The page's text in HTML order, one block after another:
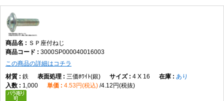
ＳＰ座付ねじ
3000SP000040016003
この商品の詳細はコチラ
鉄
三価ﾎﾜｲﾄ(銀) 4 X 16
あり
1,000
4.53円(税込) 4.12円(税抜)